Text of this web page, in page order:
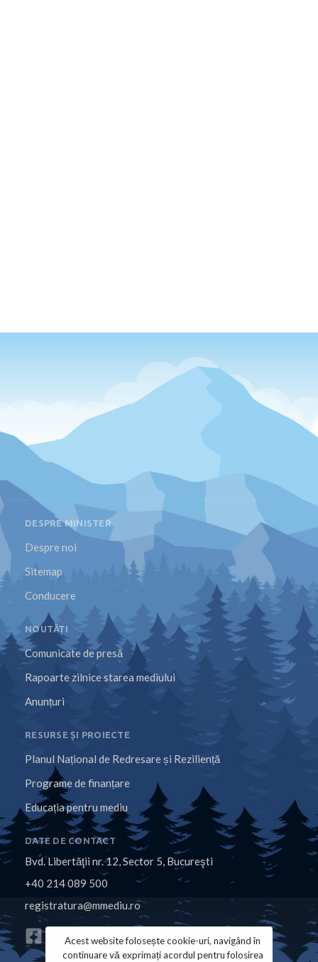
DESPRE MINISTER
Despre noi
Sitemap
Conducere
NOUTĂȚI
Comunicate de presă
Rapoarte zilnice starea mediului
Anunțuri
RESURSE ȘI PROIECTE
Planul Național de Redresare și Reziliență
Programe de finanțare
Educația pentru mediu
DATE DE CONTACT
Bvd. Libertăţii nr. 12, Sector 5, Bucureşti
+40 214 089 500
registratura@mmediu.ro
Acest website folosește cookie-uri, navigând în
continuare vă exprimați acordul pentru folosirea